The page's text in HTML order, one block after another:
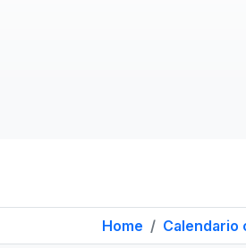
Home Calendario